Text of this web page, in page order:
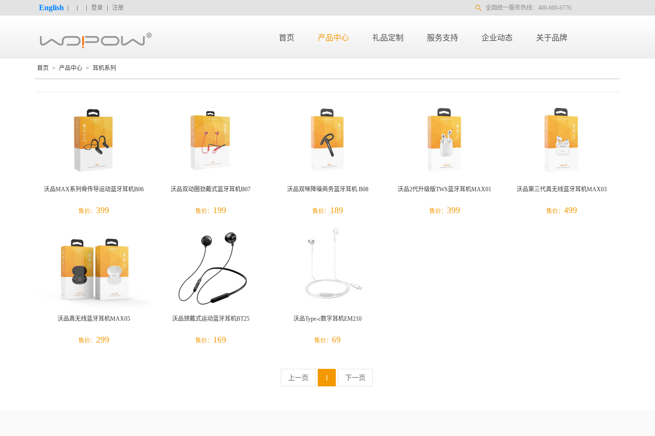
全国统一服务热线：400-600-6776
English 登录 注册
首页 产品中心 礼品定制 服务支持 企业动态 关于品牌
首页 > 产品中心 > 耳机系列
沃品MAX系列骨传导运动蓝牙耳机B06
售价： 399
沃品双动圈劲戴式蓝牙耳机B07
售价： 199
沃品双咪降噪商务蓝牙耳机 B08
售价： 189
沃品2代升级版TWS蓝牙耳机MAX01
售价： 399
沃品第三代真无线蓝牙耳机MAX03
售价： 499
沃品真无线蓝牙耳机MAX05
售价： 299
沃品颈戴式运动蓝牙耳机BT25
售价： 169
沃品Type-c数字耳机EM210
售价： 69
上一页 1 下一页